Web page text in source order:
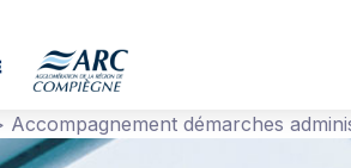
Accompagnement démarches